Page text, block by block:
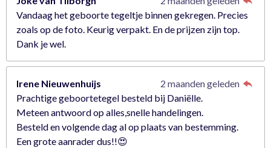
Vandaag het geboorte tegeltje binnen gekregen. Precies
zoals op de foto. Keurig verpakt. En de prijzen zijn top.
Dank je wel.
Irene Nieuwenhuijs
2 maanden geleden
Prachtige geboortetegel besteld bij Daniëlle.
Meteen antwoord op alles,snelle handelingen.
Besteld en volgende dag al op plaats van bestemming.
Een grote aanrader dus!!😍